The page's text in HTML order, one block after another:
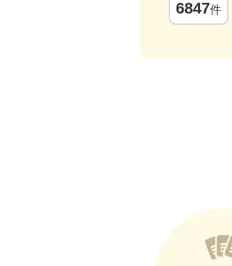
6847件